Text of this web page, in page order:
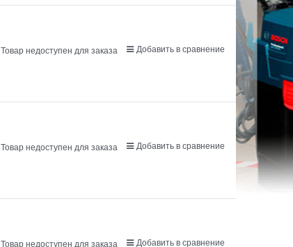
Товар недоступен для заказа Добавить в сравнение
Товар недоступен для заказа Добавить в сравнение
Товар недоступен для заказа Добавить в сравнение